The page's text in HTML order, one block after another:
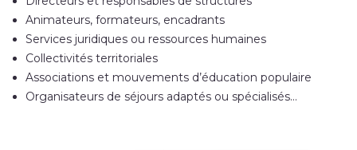
Animateurs, formateurs, encadrants
Services juridiques ou ressources humaines
Collectivités territoriales
Associations et mouvements d’éducation populaire
Organisateurs de séjours adaptés ou spécialisés…